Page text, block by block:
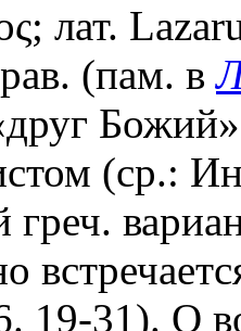
лат.
(пам. в
(ср.:
19-31). О